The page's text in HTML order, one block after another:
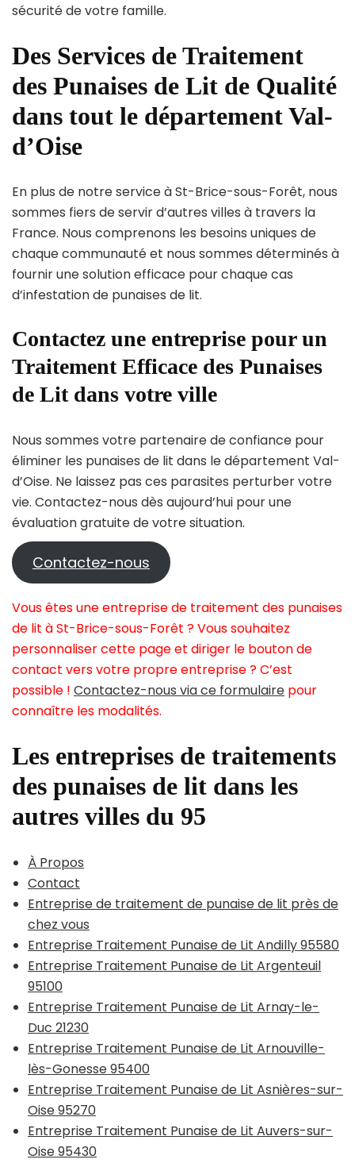
sécurité de votre famille.
Des Services de Traitement
des Punaises de Lit de Qualité
dans tout le département Val-
d’Oise
En plus de notre service à St-Brice-sous-Forêt, nous
sommes fiers de servir d’autres villes à travers la
France. Nous comprenons les besoins uniques de
chaque communauté et nous sommes déterminés à
fournir une solution efficace pour chaque cas
d’infestation de punaises de lit.
Contactez une entreprise pour un
Traitement Efficace des Punaises
de Lit dans votre ville
Nous sommes votre partenaire de confiance pour
éliminer les punaises de lit dans le département Val-
d’Oise. Ne laissez pas ces parasites perturber votre
vie. Contactez-nous dès aujourd’hui pour une
évaluation gratuite de votre situation.
Contactez-nous
Vous êtes une entreprise de traitement des punaises
de lit à St-Brice-sous-Forêt ? Vous souhaitez
personnaliser cette page et diriger le bouton de
contact vers votre propre entreprise ? C’est
possible ! Contactez-nous via ce formulaire pour
connaître les modalités.
Les entreprises de traitements
des punaises de lit dans les
autres villes du 95
À Propos
Contact
Entreprise de traitement de punaise de lit près de
chez vous
Entreprise Traitement Punaise de Lit Andilly 95580
Entreprise Traitement Punaise de Lit Argenteuil
95100
Entreprise Traitement Punaise de Lit Arnay-le-
Duc 21230
Entreprise Traitement Punaise de Lit Arnouville-
lès-Gonesse 95400
Entreprise Traitement Punaise de Lit Asnières-sur-
Oise 95270
Entreprise Traitement Punaise de Lit Auvers-sur-
Oise 95430